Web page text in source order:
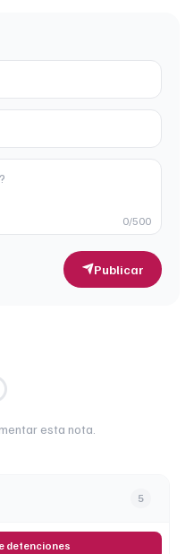
0/500
Publicar
esta nota.
5
detenciones